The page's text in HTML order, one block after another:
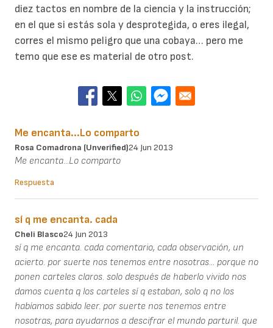
diez tactos en nombre de la ciencia y la instrucción;
en el que si estás sola y desprotegida, o eres ilegal,
corres el mismo peligro que una cobaya… pero me
temo que ese es material de otro post.
Me encanta...Lo comparto
Rosa Comadrona (unverified)24 Jun 2013
Me encanta...Lo comparto
Respuesta
sí q me encanta. cada
Cheli Blasco24 Jun 2013
sí q me encanta. cada comentario, cada observación, un
acierto. por suerte nos tenemos entre nosotras... porque no
ponen carteles claros. solo después de haberlo vivido nos
damos cuenta q los carteles sí q estaban, solo q no los
habíamos sabido leer. por suerte nos tenemos entre
nosotras, para ayudarnos a descifrar el mundo parturil. que